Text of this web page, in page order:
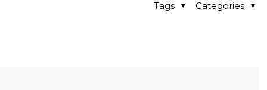
Categories
Tags